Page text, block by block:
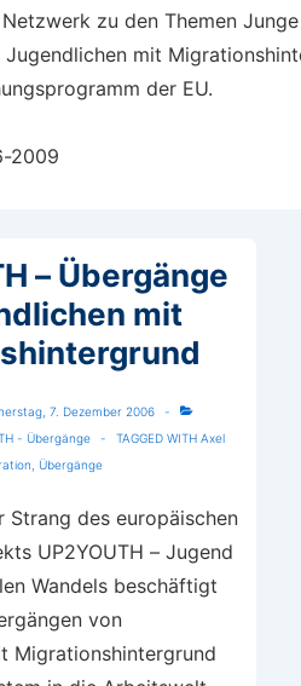
zu den Themen
mit
der EU.
2009
– Übergänge
mit
7. Dezember 2006
- Übergänge TAGGED WITHAxel
Übergänge
Strang des europäischen
UP2YOUTH – Jugend
Wandels beschäftigt
von
Migrationshintergrund